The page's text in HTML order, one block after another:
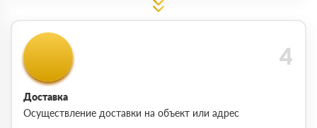
Доставка
Осуществление доставки на объект или адрес